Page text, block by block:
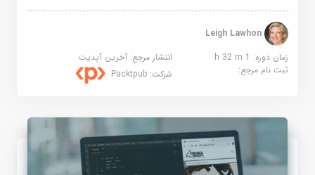
Leigh Lawhon
زمان دوره: 1 h 32 m
انتشار مرجع:آخرین آپدیت
ثبت نام مرجع:
شرکت:Packtpub